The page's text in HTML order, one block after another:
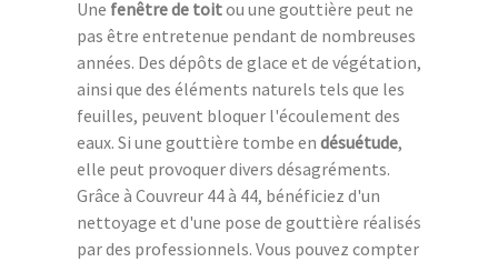
Une fenêtre de toitou une gouttière peut ne
pas être entretenue pendant de nombreuses
années. Des dépôts de glace et de végétation,
ainsi que des éléments naturels tels que les
feuilles, peuvent bloquer l'écoulement des
eaux. Si une gouttière tombe en désuétude,
elle peut provoquer divers désagréments.
Grâce à Couvreur 44 à 44, bénéficiez d'un
nettoyage et d'une pose de gouttière réalisés
par des professionnels. Vous pouvez compter